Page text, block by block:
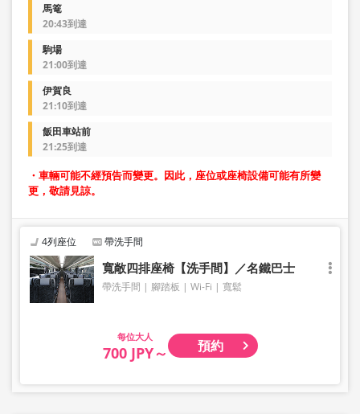
馬篭
20:43到達
駒場
21:00到達
伊賀良
21:10到達
飯田車站前
21:25到達
・車輛可能不經預告而變更。因此，座位或座椅設備可能有所變
更，敬請見諒。
4列座位 帶洗手間
寬敞四排座椅【洗手間】／名鐵巴士
帶洗手間 腳踏板 Wi-Fi 寬鬆
大人
700 JPY～ 預約